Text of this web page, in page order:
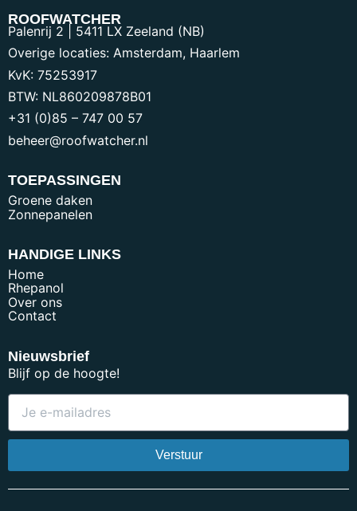
ROOFWATCHER
Palenrij 2
5411 LX Zeeland (NB)
Overige locaties: Amsterdam, Haarlem
KvK: 75253917
BTW: NL860209878B01
+31 (0)85 – 747 00 57
beheer@roofwatcher.nl
TOEPASSINGEN
Groene daken
Zonnepanelen
HANDIGE LINKS
Home
Rhepanol
Over ons
Contact
Nieuwsbrief
Blijf op de hoogte!
Verstuur